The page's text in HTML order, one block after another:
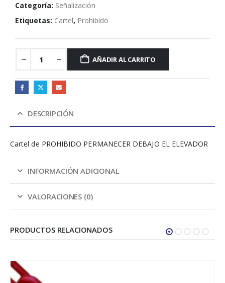
Categoría: Señalización
Etiquetas: Cartel, Prohibido
AÑADIR AL CARRITO
DESCRIPCIÓN
Cartel de PROHIBIDO PERMANECER DEBAJO EL ELEVADOR
INFORMACIÓN ADICIONAL
VALORACIONES (0)
PRODUCTOS RELACIONADOS